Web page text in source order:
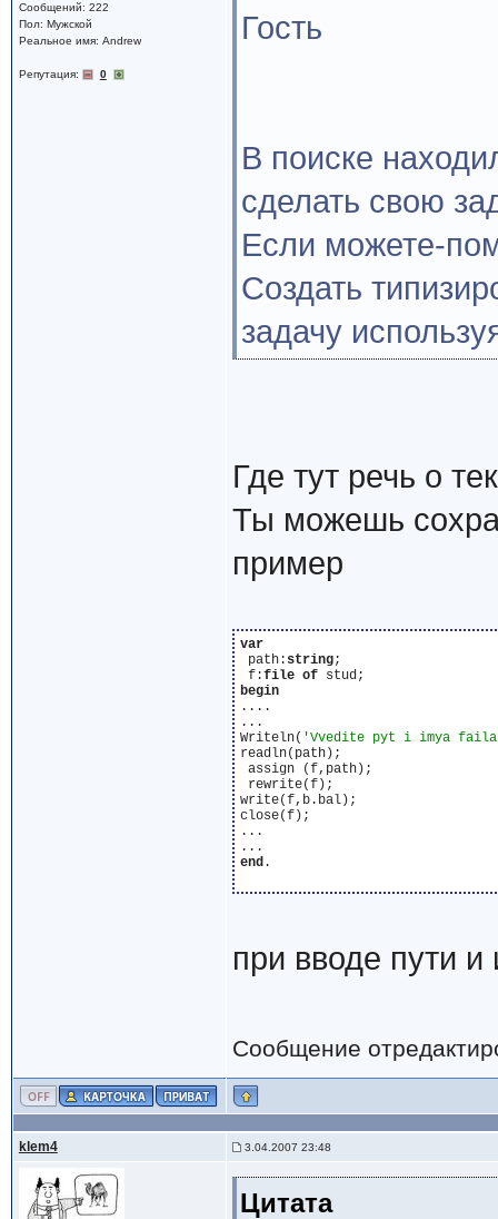
Сообщений: 222
Пол: Мужской
Реальное имя: Andrew
Репутация: 0
Гость
В поиске
сделать свою
Если можете-
Создать
задачу
Где тут речь о
Ты можешь
пример
var
path:string;
f:file of
begin
....
...
Writeln( 'Vvedite pyt i imya
readln(path);
assign (f,path);
rewrite(f);
write(f,b.bal);
close(f);
...
end.
при вводе пути
Сообщение
klem4 3.04.2007 23:48
Цитата